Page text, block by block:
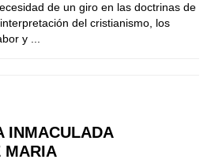
de un giro en las doctrinas de
del cristianismo, los
y ...
INMACULADA
MARIA